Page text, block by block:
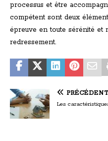
processus et être
compétent sont deux
épreuve en toute sérénité et
redressement.
PRÉCÉDENT
Les